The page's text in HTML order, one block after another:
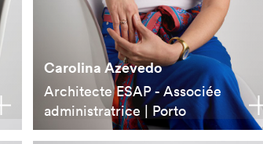
Carolina Azevedo
Architecte ESAP - Associée
administratrice | Porto